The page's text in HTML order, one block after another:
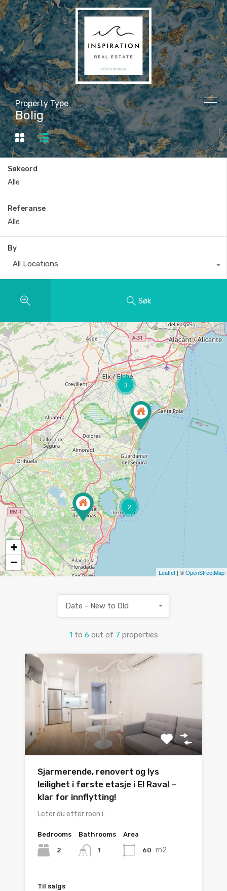
Property Type
Bolig
Søkeord
Referanse
By
All Locations
Søk
2
3
+
−
Leaflet | ©OpenStreetMap
1 to 6 out of 7 properties
Date - New to Old
Sjarmerende, renovert og lys
leilighet i første etasje i El Raval –
klar for innflytting!
Leter du etter roen i…
Bedrooms
2
Bathrooms
1
Area
60 m2
Til salgs